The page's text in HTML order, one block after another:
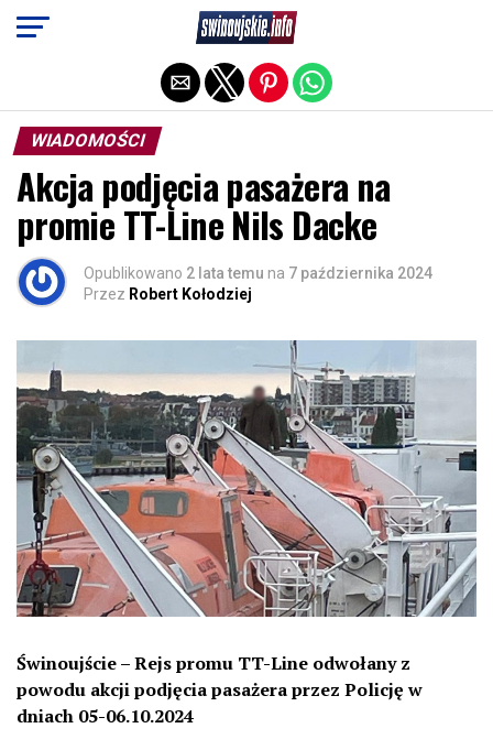
WIADOMOŚCI
Akcja podjęcia pasażera na
promie TT-Line Nils Dacke
Opublikowano 2 lata temu na 7 października 2024
Przez Robert Kołodziej
Świnoujście–Rejs promu TT-Line odwołanyz
powodu akcji podjęciapasażera przez Policjęw
dniach 05-06.10.2024
Exit mobile version